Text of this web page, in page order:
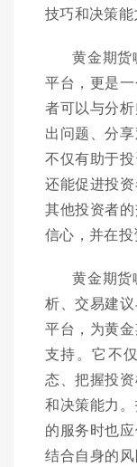
技巧和决策能
黄金期
平台，更是
者可以与分
出问题、分
不仅有助于
还能促进投
其他投资者
信心，并在投
黄金期
析、交易建
平台，为黄
支持。它不
态、把握投
和决策能力
的服务时也
结合自身的